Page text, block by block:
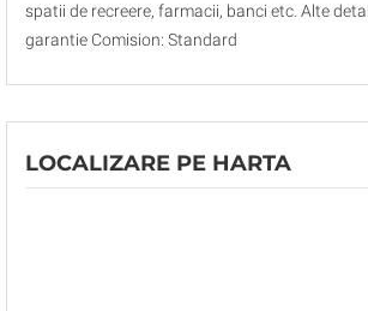
spatii de recreere, farmacii, banci etc. Alte
garantie Comision: Standard
LOCALIZARE PE HARTA